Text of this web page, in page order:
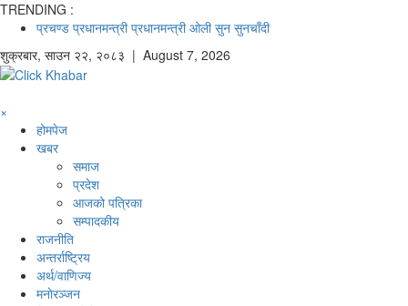
TRENDING :
प्रचण्ड प्रधानमन्त्री प्रधानमन्त्री ओली सुन सुनचाँदी
शुक्रबार, साउन २२, २०८३ | August 7, 2026
×
होमपेज
खबर
समाज
प्रदेश
आजको पत्रिका
सम्पादकीय
राजनीति
अन्तर्राष्ट्रिय
अर्थ/वाणिज्य
मनाेरञ्जन